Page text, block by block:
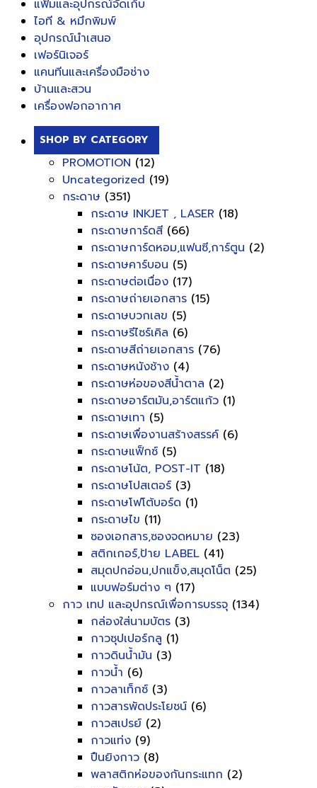
แฟ้มและอุปกรณ์จัดเก็บ
ไอที & หมึกพิมพ์
อุปกรณ์นำเสนอ
เฟอร์นิเจอร์
แคนทีนและเครื่องมือช่าง
บ้านและสวน
เครื่องฟอกอากาศ
SHOP BY CATEGORY
PROMOTION (12)
Uncategorized (19)
กระดาษ (351)
กระดาษ INKJET , LASER (18)
กระดาษการ์ดสี (66)
กระดาษการ์ดหอม,แฟนซี,การ์ตูน (2)
กระดาษคาร์บอน (5)
กระดาษต่อเนื่อง (17)
กระดาษถ่ายเอกสาร (15)
กระดาษบวกเลข (5)
กระดาษรีไซร์เคิล (6)
กระดาษสีถ่ายเอกสาร (76)
กระดาษหนังช้าง (4)
กระดาษห่อของสีน้ำตาล (2)
กระดาษอาร์ตมัน,อาร์ตแก้ว (1)
กระดาษเทา (5)
กระดาษเพื่องานสร้างสรรค์ (6)
กระดาษแฟ็กซ์ (5)
กระดาษโน้ต, POST-IT (18)
กระดาษโปสเตอร์ (3)
กระดาษโฟโต้บอร์ด (1)
กระดาษไข (11)
ซองเอกสาร,ซองจดหมาย (23)
สติกเกอร์,ป้าย LABEL (41)
สมุดปกอ่อน,ปกแข็ง,สมุดโน็ต (25)
แบบฟอร์มต่าง ๆ (17)
กาว เทป และอุปกรณ์เพื่อการบรรจุ (134)
กล่องใส่นามบัตร (3)
กาวซุปเปอร์กลู (1)
กาวดินน้ำมัน (3)
กาวน้ำ (6)
กาวลาเท็กซ์ (3)
กาวสารพัดประโยชน์ (6)
กาวสเปรย์ (2)
กาวแท่ง (9)
ปืนยิงกาว (8)
พลาสติกห่อของกันกระแทก (2)